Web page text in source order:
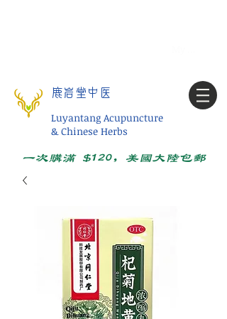
鹿岩堂中医
Luyantang Acupuncture
& Chinese Herbs
一次购满 $120，美国大陆包邮